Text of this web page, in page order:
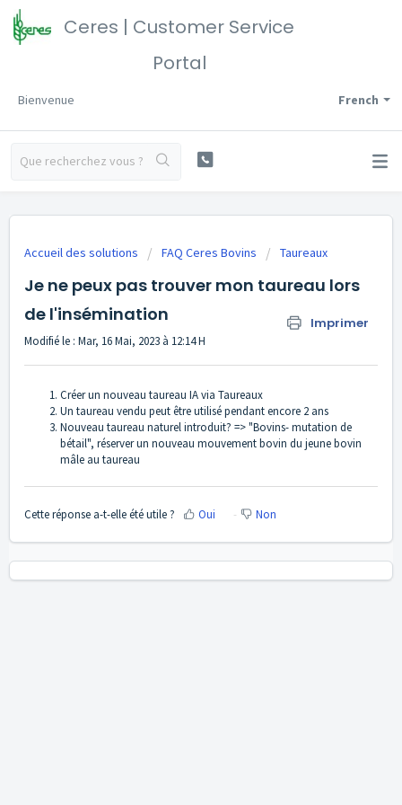
Ceres | Customer Service
Portal
French
Bienvenue
Accueil des solutions FAQ Ceres Bovins Taureaux
Je ne peux pas trouver mon taureau lors
de l'insémination
Imprimer
Modifié le : Mar, 16 Mai, 2023 à 12:14 H
Créer un nouveau taureau IA via Taureaux
Un taureau vendu peut être utilisé pendant encore 2 ans
Nouveau taureau naturel introduit? => "Bovins- mutation de
bétail", réserver un nouveau mouvement bovin du jeune bovin
mâle au taureau
Cette réponse a-t-elle été utile ? Oui Non